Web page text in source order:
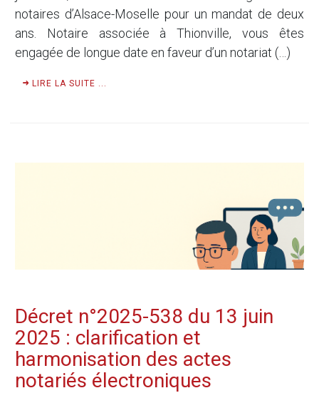
notaires d’Alsace-Moselle pour un mandat de deux
ans. Notaire associée à Thionville, vous êtes
engagée de longue date en faveur d’un notariat (…)
LIRE LA SUITE ...
Décret n°2025-538 du 13 juin
2025 : clarification et
harmonisation des actes
notariés électroniques